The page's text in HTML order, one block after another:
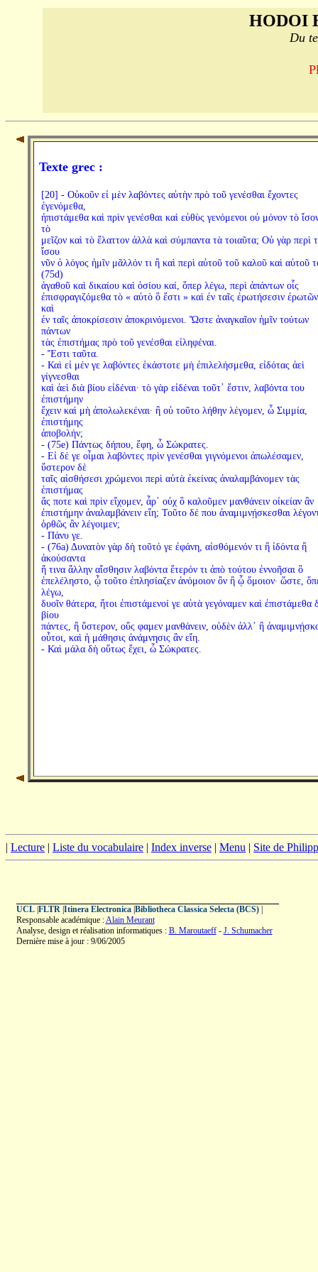
HODOI
Du
Texte grec :
[20] - Οὐκοῦν εἰ μὲν λαβόντες αὐτὴν πρὸ τοῦ γενέσθαι ἔχοντες
ἐγενόμεθα,
ἠπιστάμεθα καὶ πρὶν γενέσθαι καὶ εὐθὺς γενόμενοι οὐ μόνον τὸ
τὸ
μεῖζον καὶ τὸ ἔλαττον ἀλλὰ καὶ σύμπαντα τὰ τοιαῦτα; Οὐ γὰρ περὶ
ἴσου
νῦν ὁ λόγος ἡμῖν μᾶλλόν τι ἢ καὶ περὶ αὐτοῦ τοῦ καλοῦ καὶ αὐτοῦ
(75d)
ἀγαθοῦ καὶ δικαίου καὶ ὁσίου καί, ὅπερ λέγω, περὶ ἁπάντων οἷς
ἐπισφραγιζόμεθα τὸ « αὐτὸ ὃ ἔστι » καὶ ἐν ταῖς ἐρωτήσεσιν
καὶ
ἐν ταῖς ἀποκρίσεσιν ἀποκρινόμενοι. Ὥστε ἀναγκαῖον ἡμῖν τούτων
πάντων
τὰς ἐπιστήμας πρὸ τοῦ γενέσθαι εἰληφέναι.
- Ἔστι ταῦτα.
- Καὶ εἰ μέν γε λαβόντες ἑκάστοτε μὴ ἐπιλελήσμεθα, εἰδότας ἀεὶ
γίγνεσθαι
καὶ ἀεὶ διὰ βίου εἰδέναι· τὸ γὰρ εἰδέναι τοῦτ᾽ ἔστιν, λαβόντα του
ἐπιστήμην
ἔχειν καὶ μὴ ἀπολωλεκέναι· ἢ οὐ τοῦτο λήθην λέγομεν, ὦ Σιμμία,
ἐπιστήμης
ἀποβολήν;
- (75e) Πάντως δήπου, ἔφη, ὦ Σώκρατες.
- Εἰ δέ γε οἶμαι λαβόντες πρὶν γενέσθαι γιγνόμενοι ἀπωλέσαμεν,
ὕστερον δὲ
ταῖς αἰσθήσεσι χρώμενοι περὶ αὐτὰ ἐκείνας ἀναλαμβάνομεν τὰς
ἐπιστήμας
ἅς ποτε καὶ πρὶν εἴχομεν, ἆρ᾽ οὐχ ὃ καλοῦμεν μανθάνειν οἰκείαν ἂν
ἐπιστήμην ἀναλαμβάνειν εἴη; Τοῦτο δέ που ἀναμιμνῄσκεσθαι
ὀρθῶς ἂν λέγοιμεν;
- Πάνυ γε.
- (76a) Δυνατὸν γὰρ δὴ τοῦτό γε ἐφάνη, αἰσθόμενόν τι ἢ ἰδόντα ἢ
ἀκούσαντα
ἤ τινα ἄλλην αἴσθησιν λαβόντα ἕτερόν τι ἀπὸ τούτου ἐννοῆσαι ὃ
ἐπελέληστο, ᾧ τοῦτο ἐπλησίαζεν ἀνόμοιον ὂν ἢ ᾧ ὅμοιον· ὥστε,
λέγω,
δυοῖν θάτερα, ἤτοι ἐπιστάμενοί γε αὐτὰ γεγόναμεν καὶ ἐπιστάμεθα
βίου
πάντες, ἢ ὕστερον, οὕς φαμεν μανθάνειν, οὐδὲν ἀλλ᾽ ἢ
οὗτοι, καὶ ἡ μάθησις ἀνάμνησις ἂν εἴη.
- Καὶ μάλα δὴ οὕτως ἔχει, ὦ Σώκρατες.
| Lecture | Liste du vocabulaire | Index inverse | Menu | Site de
UCL| FLTR| Itinera Electronica| Bibliotheca Classica Selecta (BCS)|
Responsable académique :Alain Meurant
Analyse, design et réalisation informatiques : B. Maroutaeff- J. Schumacher
Dernière mise à jour : 9/06/2005